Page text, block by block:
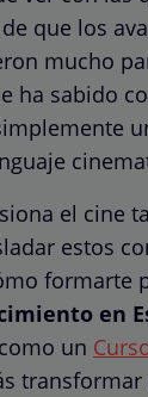
que los
mucho
ha sabido
el cine
estos
formarte
en
un